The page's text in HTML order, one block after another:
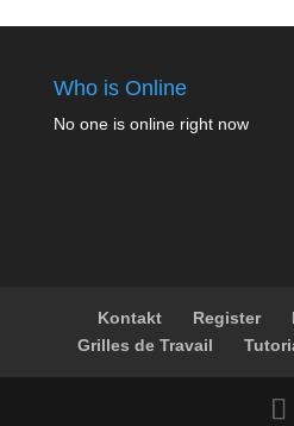
Who is Online
No one is online right now
Kontakt Register
Grilles de Travail